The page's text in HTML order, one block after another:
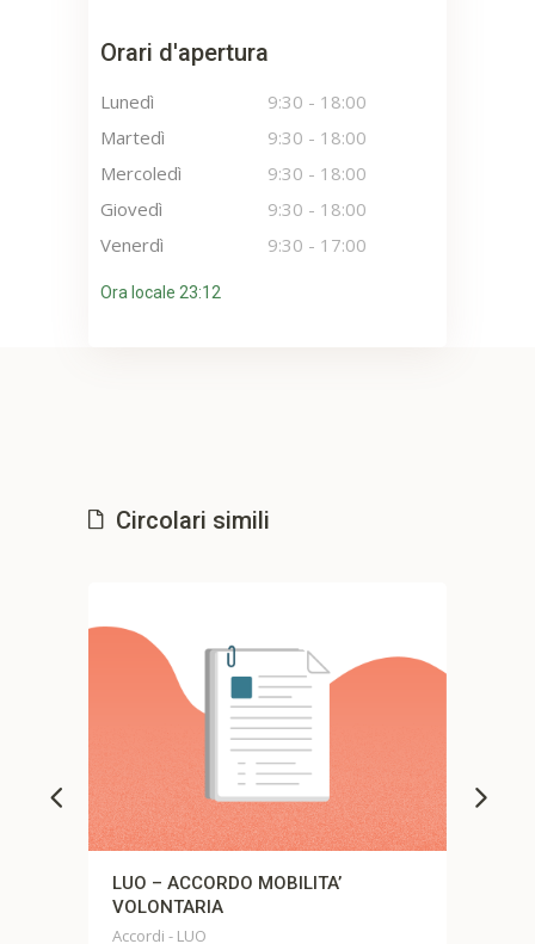
Orari d'apertura
Lunedì 9:30 - 18:00
Martedì
9:30 - 18:00
Mercoledì
9:30 - 18:00
Giovedì
9:30 - 18:00
Venerdì
9:30 - 17:00
Ora locale 23:12
Circolari simili
MOBILITA’
LUO – verbale di